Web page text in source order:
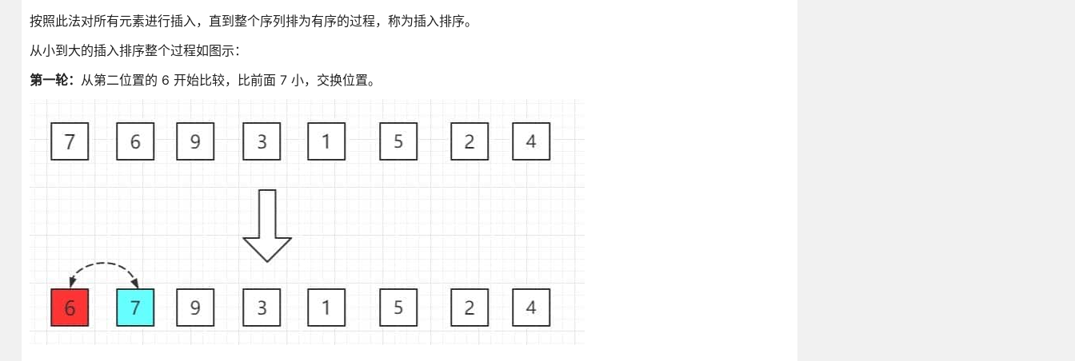
按照此法对所有元素进行插入，直到整个序列排为有序的过程，称为插入排序。
从小到大的插入排序整个过程如图示：
第一轮： 从第二位置的 6 开始比较，比前面 7 小，交换位置。